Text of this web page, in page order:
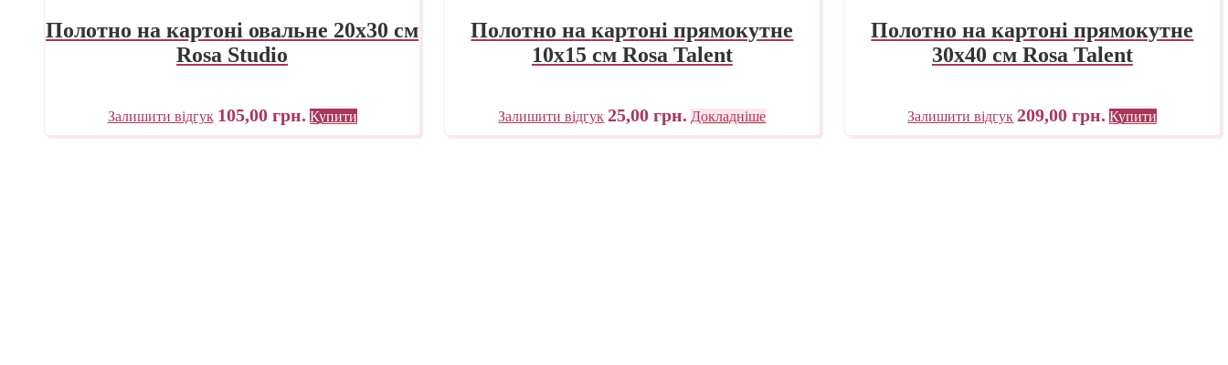
Полотно на картоні овальне 20х30 см
Rosa Studio
Залишити відгук 105,00 грн. Купити
Полотно на картоні прямокутне
10х15 см Rosa Talent
Залишити відгук 25,00грн. Докладніше
Полотно на картоні прямокутне
30х40 см Rosa Talent
Залишити відгук 209,00грн. Купити